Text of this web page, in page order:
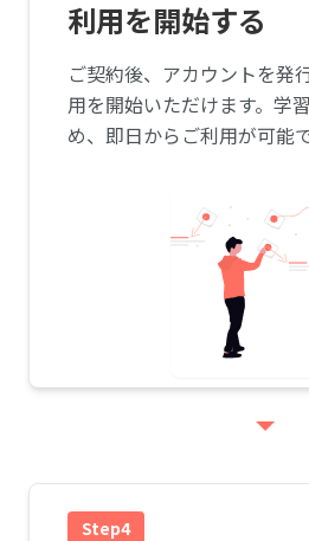
利用を開始する
ご契約後、アカウントを発
用を開始いただけます。学
め、即日からご利用が可能で
Step4